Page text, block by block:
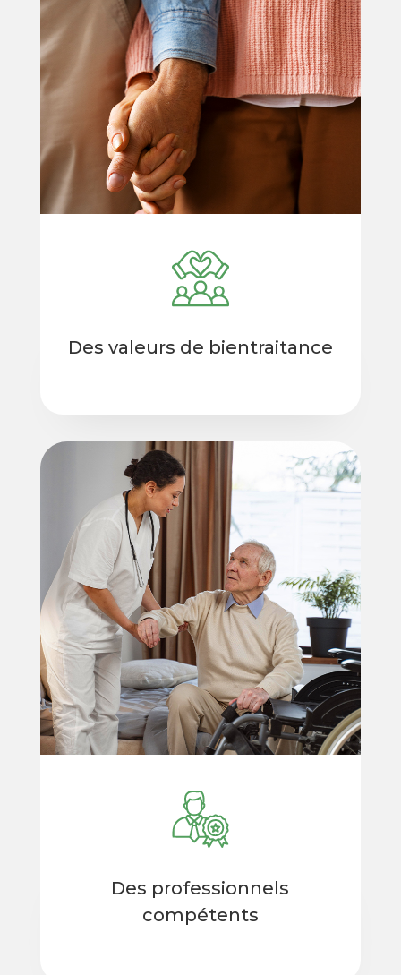
Des valeurs de bientraitance
Des professionnels
compétents